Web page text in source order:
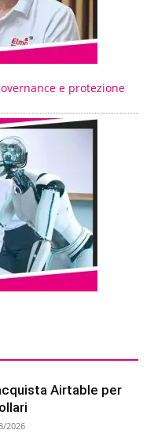
e protezione
Airtable per
2026